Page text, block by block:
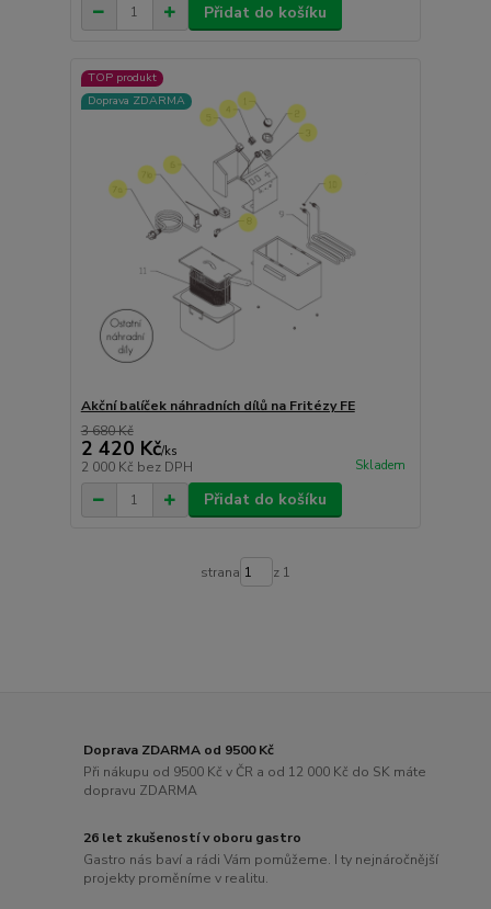
Přidat do košíku
TOP produkt
Doprava ZDARMA
Akční balíček náhradních dílů na Fritézy FE
3 680 Kč
2 420 Kč/ks
2 000 Kč bez DPH Skladem
Přidat do košíku
strana z 1
Doprava ZDARMA od 9500 Kč
Při nákupu od 9500 Kč v ČR a od 12 000 Kč do SK máte
dopravu ZDARMA
26 let zkušeností v oboru gastro
Gastro nás baví a rádi Vám pomůžeme. I ty nejnáročnější
projekty proměníme v realitu.